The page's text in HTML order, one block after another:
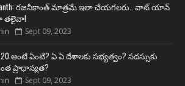
రజనీకాంత్ మాత్రమే ఇలా చేయగలరు.. వాట్ యాన్
Sept 09, 2023
అంటే ఏంటి? ఏ ఏ దేశాలకు సభ్యత్వం? సదస్సుకు
ప్రాధాన్యత?
Sept 09, 2023